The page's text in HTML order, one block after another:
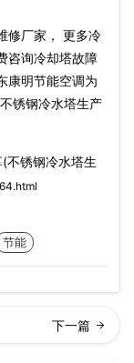
修厂家， 更多冷
咨询冷却塔故障
康明节能空调为
锈钢冷水塔生产
不锈钢冷水塔生
节能